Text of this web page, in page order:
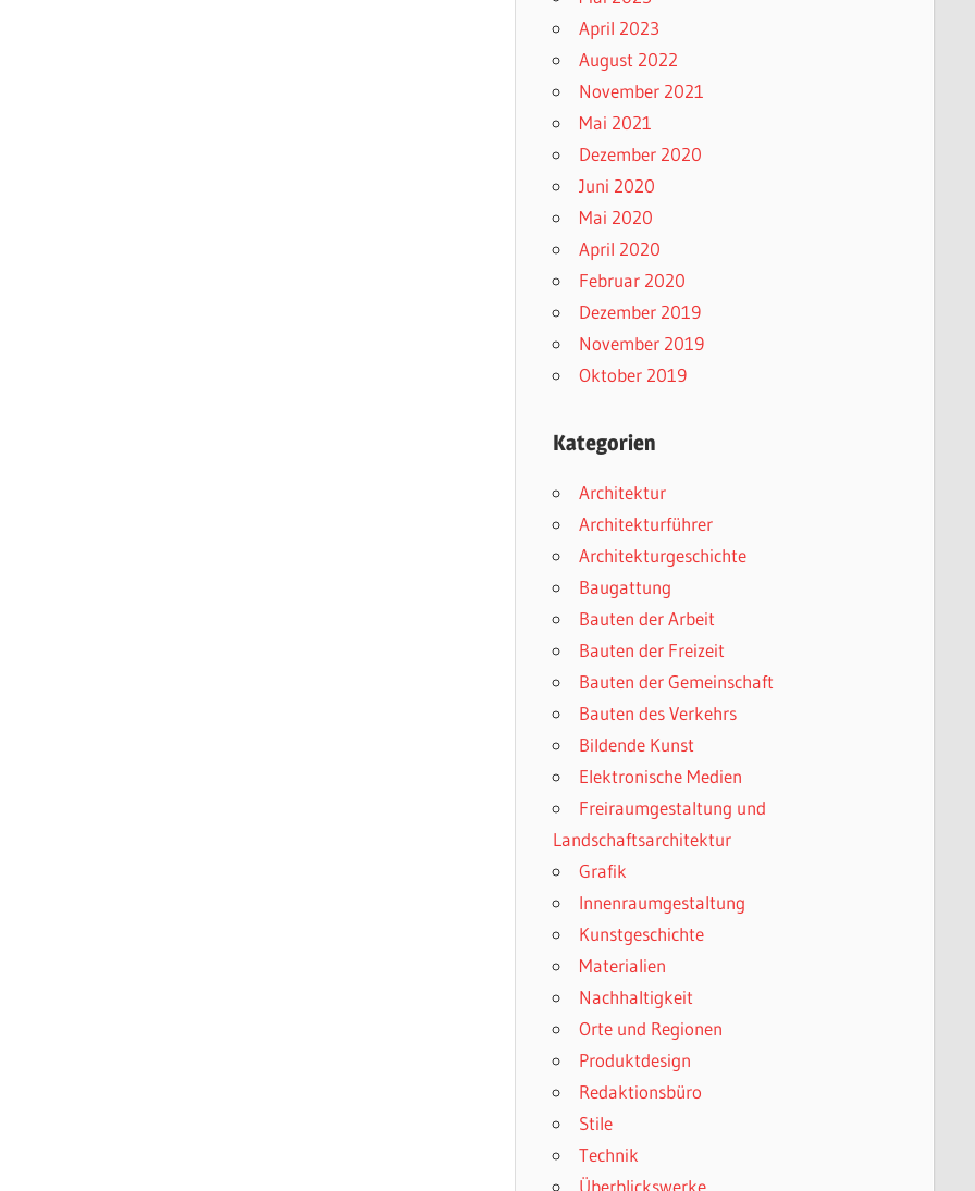
April 2023
August 2022
November 2021
Mai 2021
Dezember 2020
Juni 2020
Mai 2020
April 2020
Februar 2020
Dezember 2019
November 2019
Oktober 2019
Kategorien
Architektur
Architekturführer
Architekturgeschichte
Baugattung
Bauten der Arbeit
Bauten der Freizeit
Bauten der Gemeinschaft
Bauten des Verkehrs
Bildende Kunst
Elektronische Medien
Freiraumgestaltung und
Landschaftsarchitektur
Grafik
Innenraumgestaltung
Kunstgeschichte
Materialien
Nachhaltigkeit
Orte und Regionen
Produktdesign
Redaktionsbüro
Stile
Technik
Überblickswerke